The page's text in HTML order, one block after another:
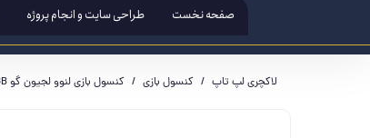
صفحه نخست طراحی سایت و انجام پروژه
لاکچری لپ تاپ کنسول بازی کنسول بازی لنوو لجیون گو Lenovo Legion Go - Radeon 3GB